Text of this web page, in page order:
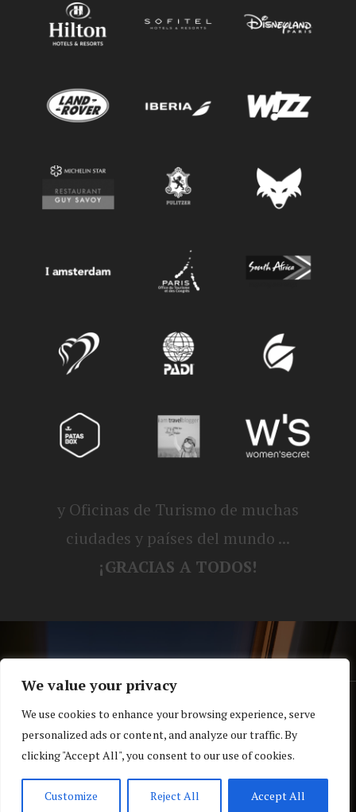
We value your privacy
We use cookies to enhance your browsing experience, serve
personalized ads or content, and analyze our traffic. By
clicking "Accept All", you consent to our use of cookies.
Customize Reject All Accept All
y Oficinas de Turismo de muchas
ciudades y países del mundo ...
¡GRACIAS A TODOS!
® Blog personal de Alex, Nerea, Turbo y
Koko |Política de privacidad y cookies
Top